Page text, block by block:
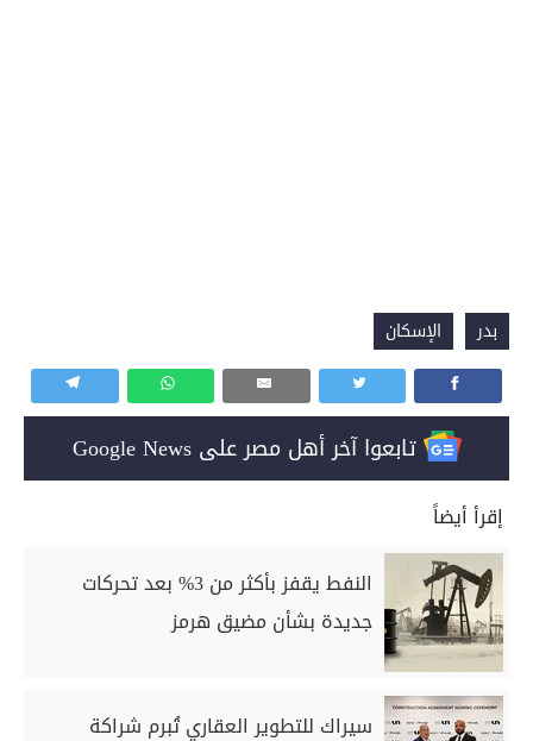
بدر الإسكان
تابعوا آخر أهل مصر على Google News
إقرأ أيضاً
النفط يقفز بأكثر من 3% بعد تحركات
جديدة بشأن مضيق هرمز
سيراك للتطوير العقاري تُبرم شراكة